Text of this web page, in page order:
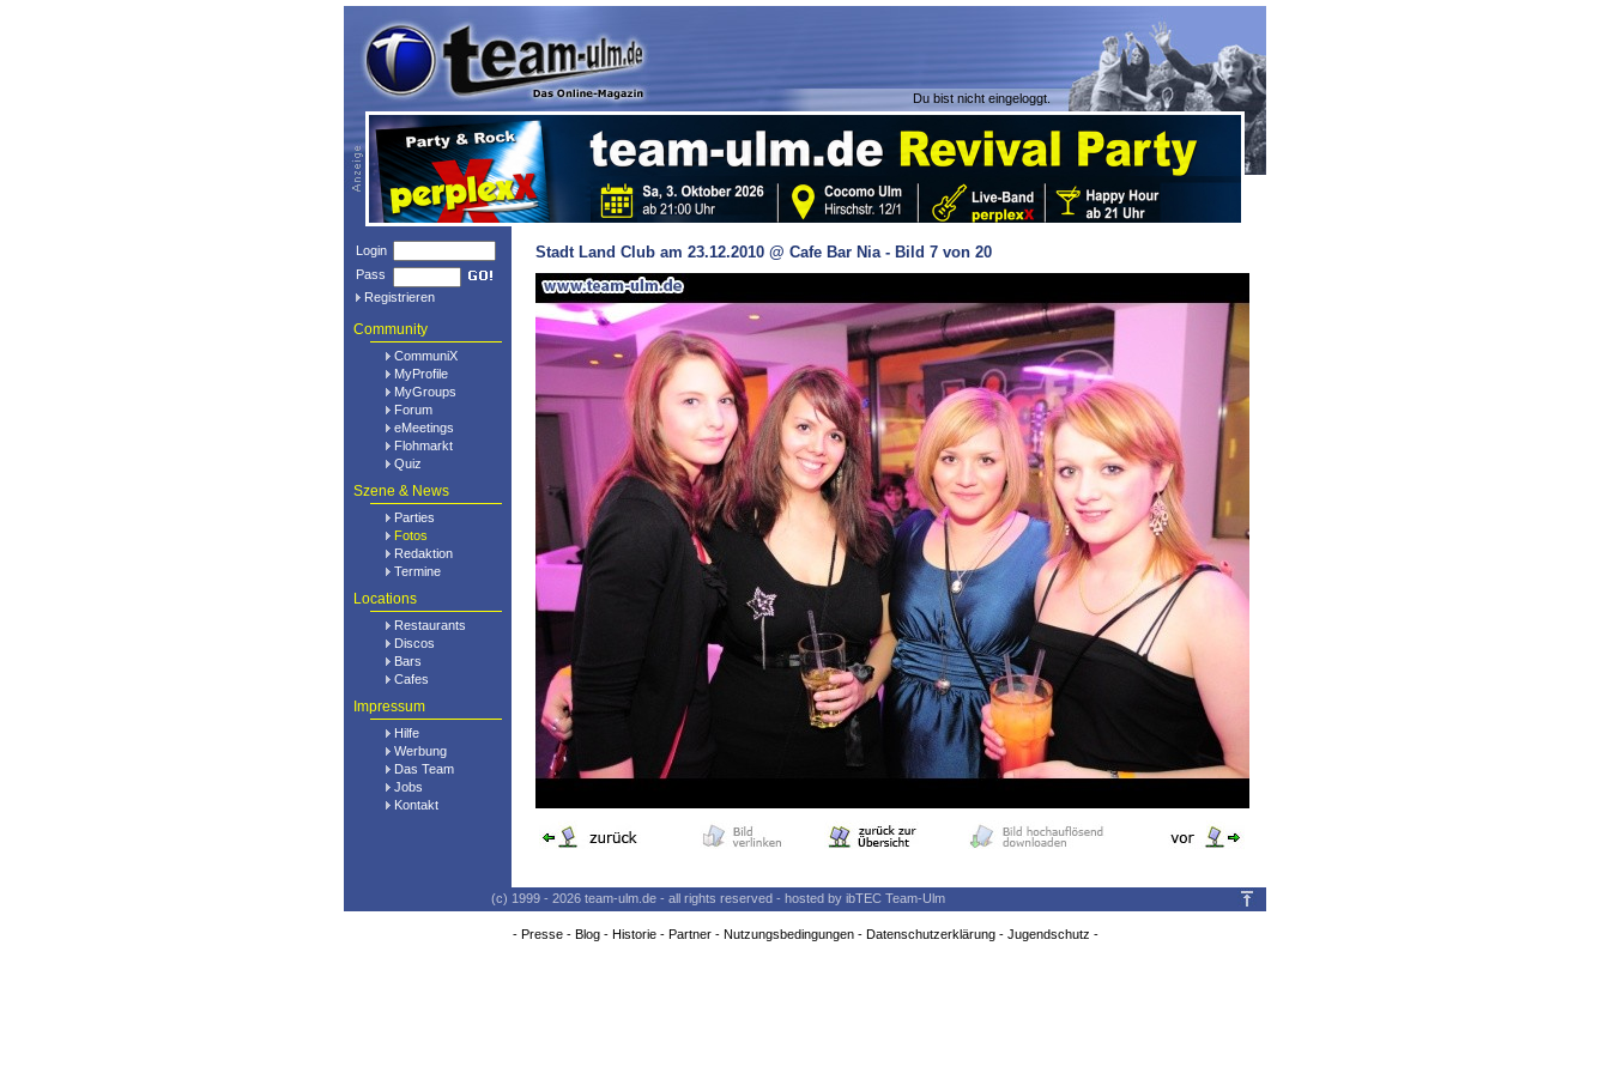
Du bist nicht eingeloggt.
Login
Pass
Registrieren
Community
CommuniX
MyProfile
MyGroups
Forum
eMeetings
Flohmarkt
Quiz
Szene & News
Parties
Fotos
Redaktion
Termine
Locations
Restaurants
Discos
Bars
Cafes
Impressum
Hilfe
Werbung
Das Team
Jobs
Kontakt
Stadt Land Club am 23.12.2010 @ Cafe Bar Nia - Bild 7 von 20
(c) 1999 - 2026 team-ulm.de - all rights reserved - hosted by ibTEC Team-Ulm
- Presse- Blog- Historie- Partner- Nutzungsbedingungen- Datenschutzerklärung- Jugendschutz -